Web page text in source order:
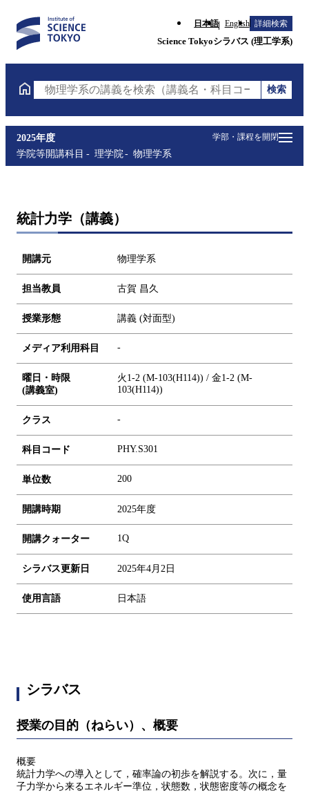
日本語 English 詳細検索
Science Tokyoシラバス (理工学系)
物理学系の講義を検索（講義名・科目コード・担当教
検索
学部・課程を開閉
2025年度
学院等開講科目
理学院 物理学系
統計力学（講義）
開講元 物理学系
担当教員 古賀 昌久
授業形態 講義 (対面型)
メディア利用科目 -
曜日・時限
(講義室)
火1-2 (M-103(H114)) / 金1-2 (M-
103(H114))
クラス -
科目コード PHY.S301
単位数 200
開講時期 2025年度
開講クォーター 1Q
シラバス更新日 2025年4月2日
使用言語 日本語
シラバス
授業の目的（ねらい）、概要
概要
統計力学への導入として，確率論の初歩を解説する。次に，量
子力学から来るエネルギー準位，状態数，状態密度等の概念を